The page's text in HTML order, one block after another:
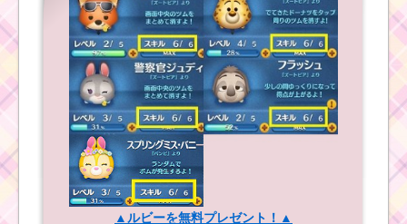
▲ルビーを無料プレゼント！▲